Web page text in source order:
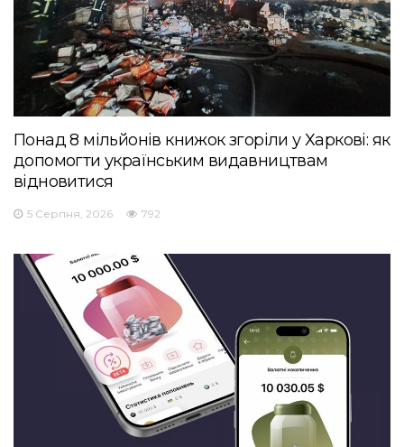
Понад 8 мільйонів книжок згоріли у Харкові: як
допомогти українським видавництвам
відновитися
5 Серпня, 2026 792